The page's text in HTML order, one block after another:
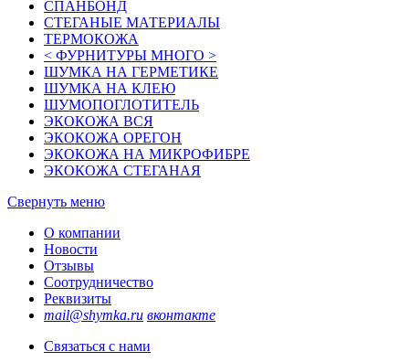
СПАНБОНД
СТЕГАНЫЕ МАТЕРИАЛЫ
ТЕРМОКОЖА
< ФУРНИТУРЫ МНОГО >
ШУМКА НА ГЕРМЕТИКЕ
ШУМКА НА КЛЕЮ
ШУМОПОГЛОТИТЕЛЬ
ЭКОКОЖА ВСЯ
ЭКОКОЖА ОРЕГОН
ЭКОКОЖА НА МИКРОФИБРЕ
ЭКОКОЖА СТЕГАНАЯ
Свернуть меню
О компании
Новости
Отзывы
Соотрудничество
Реквизиты
mail@shymka.ru вконтакте
Связаться с нами